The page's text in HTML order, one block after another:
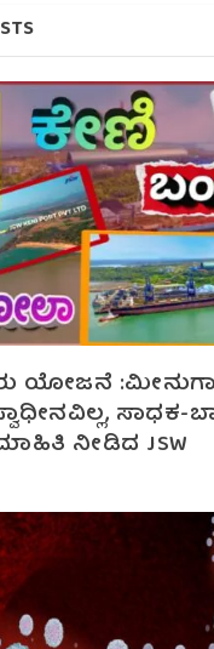
ಯೋಜನೆ
ಸಾಧಕ-
ನೀಡಿದ JSW